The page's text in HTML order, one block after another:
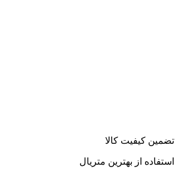
تضمین کیفیت کالا
استفاده از بهترین متریال